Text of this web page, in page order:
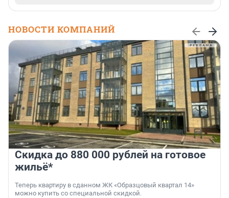
НОВОСТИ КОМПАНИЙ
Скидка до 880 000 рублей на готовое
жильё*
Теперь квартиру в сданном ЖК «Образцовый квартал 14»
можно купить со специальной скидкой.